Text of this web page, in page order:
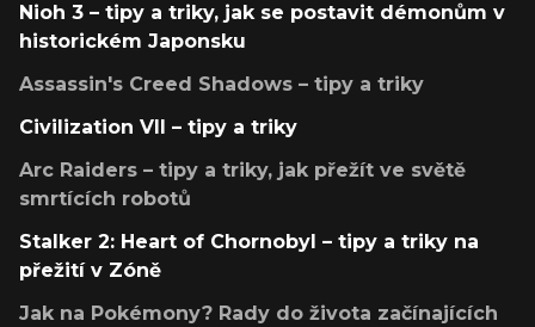
Nioh 3 – tipy a triky, jak se postavit démonům v
historickém Japonsku
Assassin's Creed Shadows – tipy a triky
Civilization VII – tipy a triky
Arc Raiders – tipy a triky, jak přežít ve světě
smrtících robotů
Stalker 2: Heart of Chornobyl – tipy a triky na
přežití v Zóně
Jak na Pokémony? Rady do života začínajících